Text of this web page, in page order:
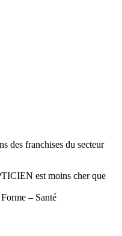
des franchises du secteur
est moins cher que
– Santé